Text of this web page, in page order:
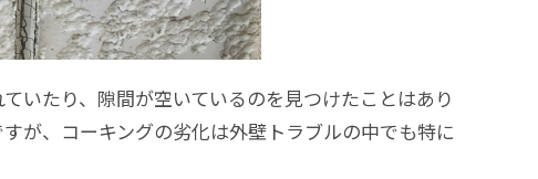
いたり、隙間が空いているのを見つけたことはあり
が、コーキングの劣化は外壁トラブルの中でも特に